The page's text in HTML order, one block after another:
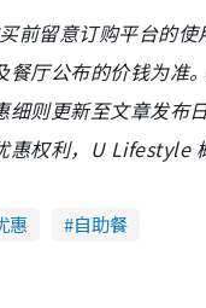
前留意订购平台的使
餐厅公布的价钱为准
细则更新至文章发布
惠权利，U Lifestyle
惠 自助餐